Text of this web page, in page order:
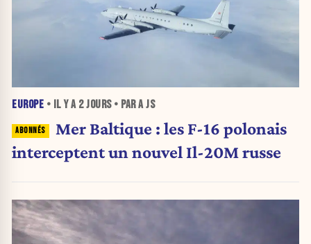
EUROPE • IL Y A 2 JOURS• PAR A JS
Mer Baltique : les F-16 polonais
interceptent un nouvel Il-20M russe